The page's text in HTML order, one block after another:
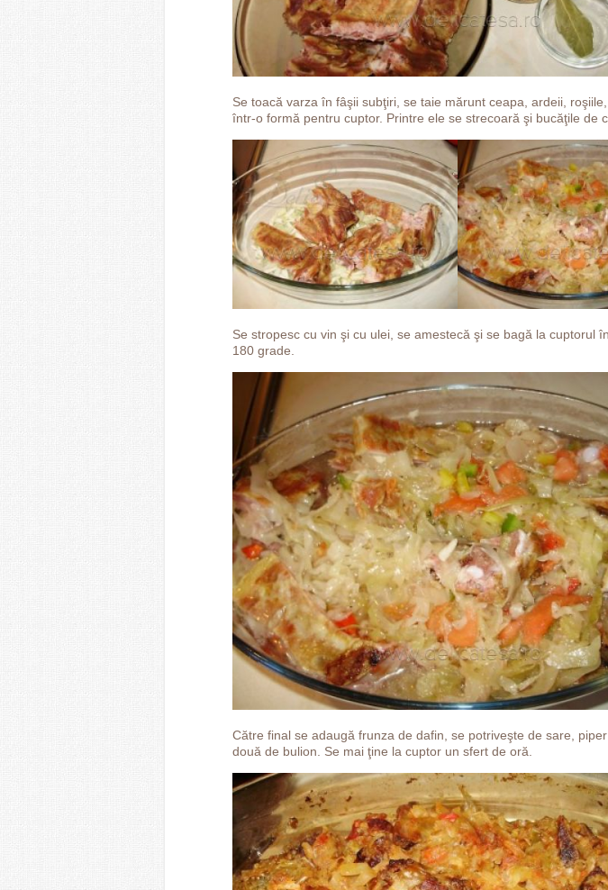
Se toacă varza în fâşii subţiri, se taie mărunt ceapa, ardeii,
într-o formă pentru cuptor. Printre ele se strecoară şi bucăţile de
Se stropesc cu vin şi cu ulei, se amestecă şi se bagă la cuptorul
180 grade.
Către final se adaugă frunza de dafin, se potriveşte de sare,
două de bulion. Se mai ţine la cuptor un sfert de oră.